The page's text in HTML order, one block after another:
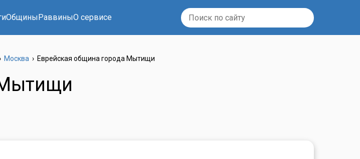
ОбщиныРаввиныО сервисе
Москва › Еврейская община города Мытищи